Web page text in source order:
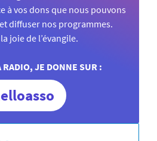
à vos dons que nous pouvons
diffuser nos programmes.
joie de l’évangile.
RADIO, JE DONNE SUR :